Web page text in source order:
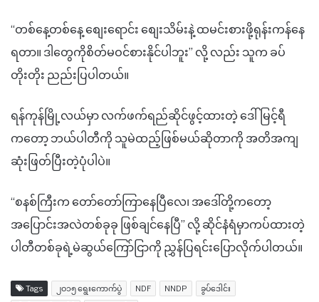
“တစ်နေ့တစ်နေ့ စျေးရောင်း စျေးသိမ်းနဲ့ ထမင်းစားဖို့ရုန်းကန်နေ
ရတာ။ ဒါတွေကိုစိတ်မဝင်စားနိုင်ပါဘူး” လို့ လည်း သူက ခပ်
တိုးတိုး ညည်းပြပါတယ်။
ရန်ကုန်မြို့လယ်မှာ လက်ဖက်ရည်ဆိုင်ဖွင့်ထားတဲ့ ဒေါ်မြင့်ရီ
ကတော့ ဘယ်ပါတီကို သူမဲထည့်ဖြစ်မယ်ဆိုတာကို အတိအကျ
ဆုံးဖြတ်ပြီးတဲ့ပုံပါပဲ။
“စနစ်ကြီးက တော်တော်ကြာနေပြီလေ၊ အဒေါ်တို့ကတော့
အပြောင်းအလဲတစ်ခုခု ဖြစ်ချင်နေပြီ” လို့ ဆိုင်နံရံမှာကပ်ထားတဲ့
ပါတီတစ်ခုရဲ့မဲဆွယ်ကြော်ငြာကို ညွှန်ပြရင်းပြောလိုက်ပါတယ်။
Tags ၂ဝ၁၅ ရွေးကောက်ပွဲ NDF NNDP
ခွပ်ဒေါင်း